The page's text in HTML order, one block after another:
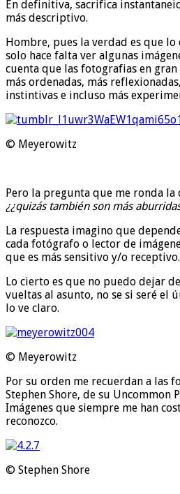
En definitiva, sacrifica
más descriptivo.
Hombre, pues la verdad es que
solo hace falta ver algunas
cuenta que las fotografias en
más ordenadas, más
instintivas e incluso más
© Meyerowitz
Pero la pregunta que me ronda la
¿¿quizás también son más
La respuesta imagino que
cada fotógrafo o lector de
que es más sensitivo y/o receptivo.
Lo cierto es que no puedo dejar
vueltas al asunto, no se si seré el
lo ve claro.
© Meyerowitz
Por su orden me recuerdan a las
Stephen Shore, de su Uncommon
Imágenes que siempre me han
reconozco.
© Stephen Shore